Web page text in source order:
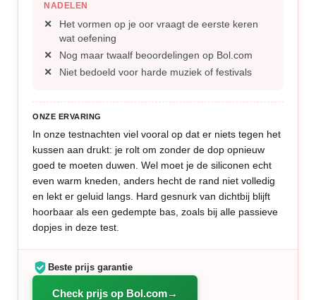
NADELEN
Het vormen op je oor vraagt de eerste keren
wat oefening
Nog maar twaalf beoordelingen op Bol.com
Niet bedoeld voor harde muziek of festivals
ONZE ERVARING
In onze testnachten viel vooral op dat er niets tegen het
kussen aan drukt: je rolt om zonder de dop opnieuw
goed te moeten duwen. Wel moet je de siliconen echt
even warm kneden, anders hecht de rand niet volledig
en lekt er geluid langs. Hard gesnurk van dichtbij blijft
hoorbaar als een gedempte bas, zoals bij alle passieve
dopjes in deze test.
Beste prijs garantie
Check prijs op Bol.com